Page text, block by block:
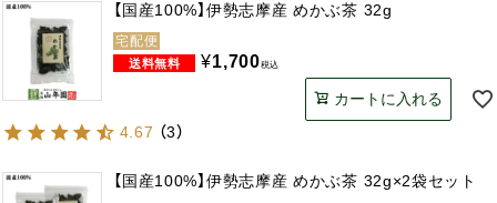
【国産100%】伊勢志摩産 めかぶ茶 32g
宅配便
¥1,700税込
カートに入れる
4.67 （3）
【国産100%】伊勢志摩産 めかぶ茶 32g×2袋セット